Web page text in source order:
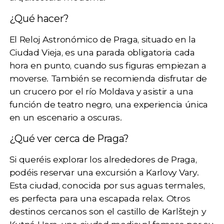
¿Qué hacer?
El Reloj Astronómico de Praga, situado en la
Ciudad Vieja, es una parada obligatoria cada
hora en punto, cuando sus figuras empiezan a
moverse. También se recomienda disfrutar de
un crucero por el río Moldava y asistir a una
función de teatro negro, una experiencia única
en un escenario a oscuras.
¿Qué ver cerca de Praga?
Si queréis explorar los alrededores de Praga,
podéis reservar una excursión a Karlovy Vary.
Esta ciudad, conocida por sus aguas termales,
es perfecta para una escapada relax. Otros
destinos cercanos son el castillo de Karlštejn y